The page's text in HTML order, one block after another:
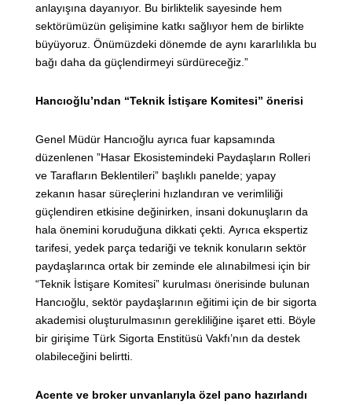
anlayışına dayanıyor. Bu birliktelik sayesinde hem
sektörümüzün gelişimine katkı sağlıyor hem de birlikte
büyüyoruz. Önümüzdeki dönemde de aynı kararlılıkla bu
bağı daha da güçlendirmeyi sürdüreceğiz.”
Hancıoğlu’ndan “Teknik İstişare Komitesi” önerisi
Genel Müdür Hancıoğlu ayrıca fuar kapsamında
düzenlenen ”Hasar Ekosistemindeki Paydaşların Rolleri
ve Tarafların Beklentileri” başlıklı panelde; yapay
zekanın hasar süreçlerini hızlandıran ve verimliliği
güçlendiren etkisine değinirken, insani dokunuşların da
hala önemini koruduğuna dikkati çekti. Ayrıca ekspertiz
tarifesi, yedek parça tedariği ve teknik konuların sektör
paydaşlarınca ortak bir zeminde ele alınabilmesi için bir
“Teknik İstişare Komitesi” kurulması önerisinde bulunan
Hancıoğlu, sektör paydaşlarının eğitimi için de bir sigorta
akademisi oluşturulmasının gerekliliğine işaret etti. Böyle
bir girişime Türk Sigorta Enstitüsü Vakfı’nın da destek
olabileceğini belirtti.
Acente ve broker unvanlarıyla özel pano hazırlandı